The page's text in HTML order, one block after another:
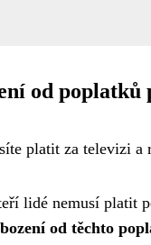
od poplatků
platit za televizi a
lidé nemusí platit
od těchto